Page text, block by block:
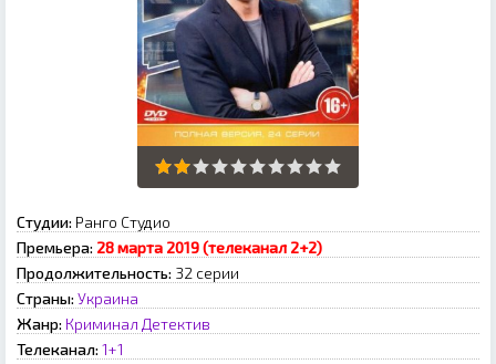
Студии: Ранго Студио
Премьера: 28 марта 2019 (телеканал 2+2)
Продолжительность: 32 серии
Страны: Украина
Жанр: Криминал Детектив
Телеканал: 1+1